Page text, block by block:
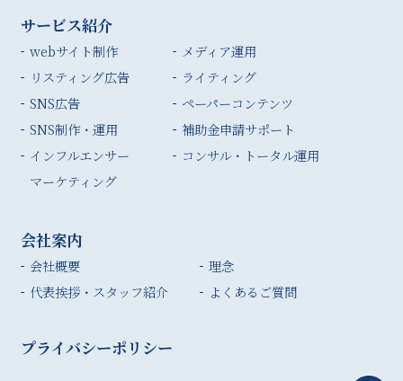
サービス紹介
webサイト制作
リスティング広告
SNS広告
SNS制作・運用
インフルエンサー
マーケティング
メディア運用
ライティング
ペーパーコンテンツ
補助金申請サポート
コンサル・トータル運用
会社案内
会社概要
代表挨拶・スタッフ紹介
理念
よくあるご質問
プライバシーポリシー